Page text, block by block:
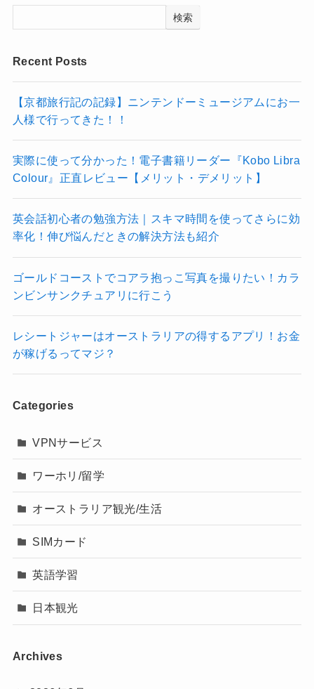
検索
Recent Posts
【京都旅行記の記録】ニンテンドーミュージアムにお一
人様で行ってきた！！
実際に使って分かった！電子書籍リーダー『Kobo Libra
Colour』正直レビュー【メリット・デメリット】
英会話初心者の勉強方法｜スキマ時間を使ってさらに効
率化！伸び悩んだときの解決方法も紹介
ゴールドコーストでコアラ抱っこ写真を撮りたい！カラ
ンビンサンクチュアリに行こう
レシートジャーはオーストラリアの得するアプリ！お金
が稼げるってマジ？
Categories
VPNサービス
ワーホリ/留学
オーストラリア観光/生活
SIMカード
英語学習
日本観光
Archives